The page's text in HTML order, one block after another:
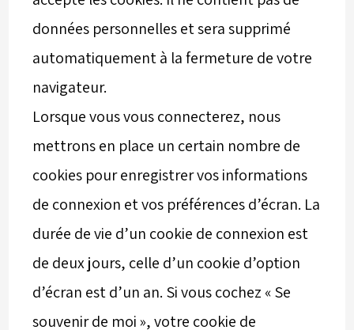
données personnelles et sera supprimé
automatiquement à la fermeture de votre
navigateur.
Lorsque vous vous connecterez, nous
mettrons en place un certain nombre de
cookies pour enregistrer vos informations
de connexion et vos préférences d’écran. La
durée de vie d’un cookie de connexion est
de deux jours, celle d’un cookie d’option
d’écran est d’un an. Si vous cochez « Se
souvenir de moi », votre cookie de